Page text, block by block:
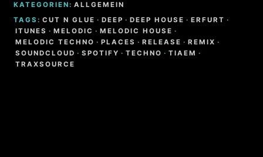
KATEGORIEN: ALLGEMEIN
TAGS: CUT N GLUE · DEEP · DEEP HOUSE · ERFURT ·
ITUNES · MELODIC · MELODIC HOUSE ·
MELODIC TECHNO · PLACES · RELEASE · REMIX ·
SOUNDCLOUD · SPOTIFY · TECHNO · TIAEM ·
TRAXSOURCE